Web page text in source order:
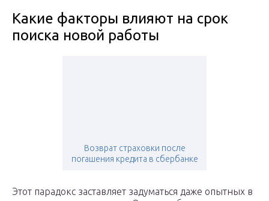
Какие факторы влияют на срок
поиска новой работы
Возврат страховки после
погашения кредита в сбербанке
Этот парадокс заставляет задуматься даже опытных в